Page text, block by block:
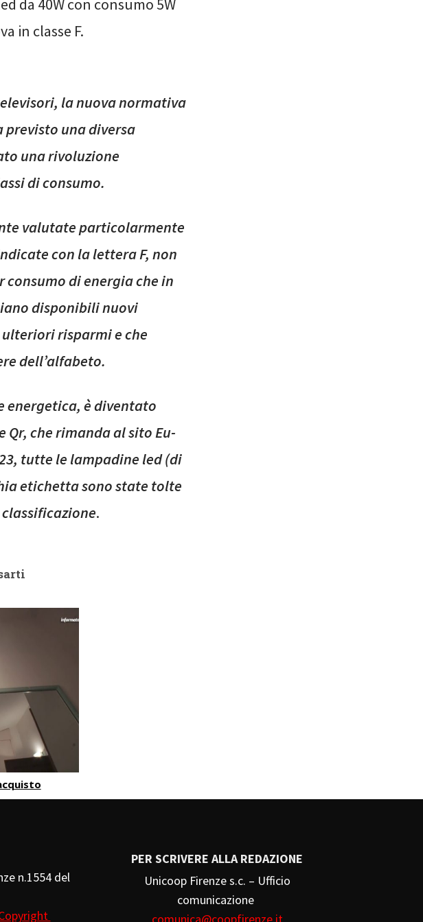
da 40W con consumo 5W
in classe F.
la nuova normativa
previsto una diversa
una rivoluzione
di consumo.
valutate particolarmente
con la lettera F, non
di energia che in
disponibili nuovi
risparmi e che
dell’alfabeto.
energetica, è diventato
che rimanda al sito Eu-
tutte le lampadine led (di
etichetta sono state tolte
.
n.1554 del
PER SCRIVERE ALLA REDAZIONE
Unicoop Firenze s.c. – Ufficio
comunicazione